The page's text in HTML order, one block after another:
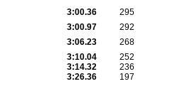
3:00.36
295
3:00.97
292
3:06.23
268
3:10.04
252
3:14.32
236
3:26.36 197